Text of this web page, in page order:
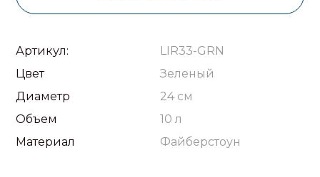
Артикул:
LIR33-GRN
Цвет
Зеленый
Диаметр
24 см
Объем
10 л
Материал
Файберстоун